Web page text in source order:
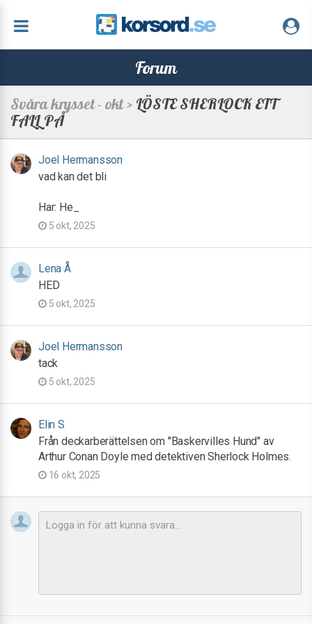
Forum
Svåra krysset - okt >LÖSTE SHERLOCK ETT
FALL PÅ
Joel Hermansson
vad kan det bli
Har: He_
5 okt, 2025
Lena Å
HED
5 okt, 2025
Joel Hermansson
tack
5 okt, 2025
Elin S
Från deckarberättelsen om "Baskervilles Hund" av
Arthur Conan Doyle med detektiven Sherlock Holmes.
16 okt, 2025